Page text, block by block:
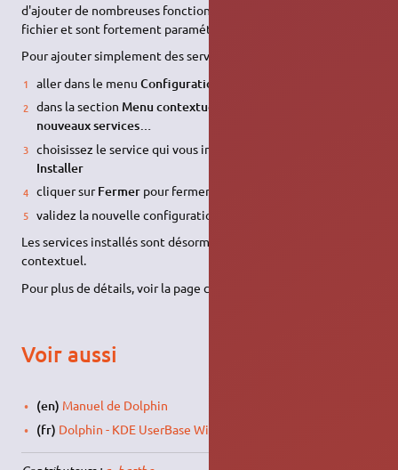
d'ajouter de nombreuses fonctions spécifiques au type de
fichier et sont fortement paramétrables.
Pour ajouter simplement des services existants :
aller dans le menu Configuration
dans la section Menu contextuel
nouveaux services…
choisissez le service qui vous intéresse et cliquez sur
Installer
cliquer surFermerpour fermer la liste des services proposés
validez la nouvelle configuration en cliquant sur
Les services installés sont désormais accessible via le menu
contextuel.
Pour plus de détails, voir la page consacrée aux
Voir aussi
(en) Manuel de Dolphin
(fr) Dolphin - KDE UserBase Wiki